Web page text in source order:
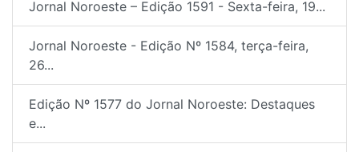
Jornal Noroeste – Edição 1591 - Sexta-feira, 19...
Jornal Noroeste - Edição Nº 1584, terça-feira,
26...
Edição Nº 1577 do Jornal Noroeste: Destaques
e...